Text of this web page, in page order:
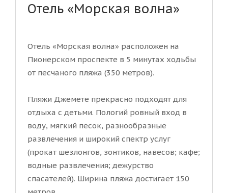
Отель «Морская волна»
Отель «Морская волна» расположен на
Пионерском проспекте в 5 минутах ходьбы
от песчаного пляжа (350 метров).
Пляжи Джемете прекрасно подходят для
отдыха с детьми. Пологий ровный вход в
воду, мягкий песок, разнообразные
развлечения и широкий спектр услуг
(прокат шезлонгов, зонтиков, навесов; кафе;
водные развлечения; дежурство
спасателей). Ширина пляжа достигает 150